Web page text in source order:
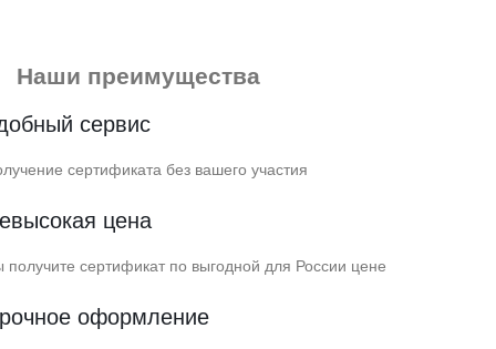
Наши преимущества
сервис
сертификата без вашего участия
цена
получите сертификат по выгодной для России цене
оформление